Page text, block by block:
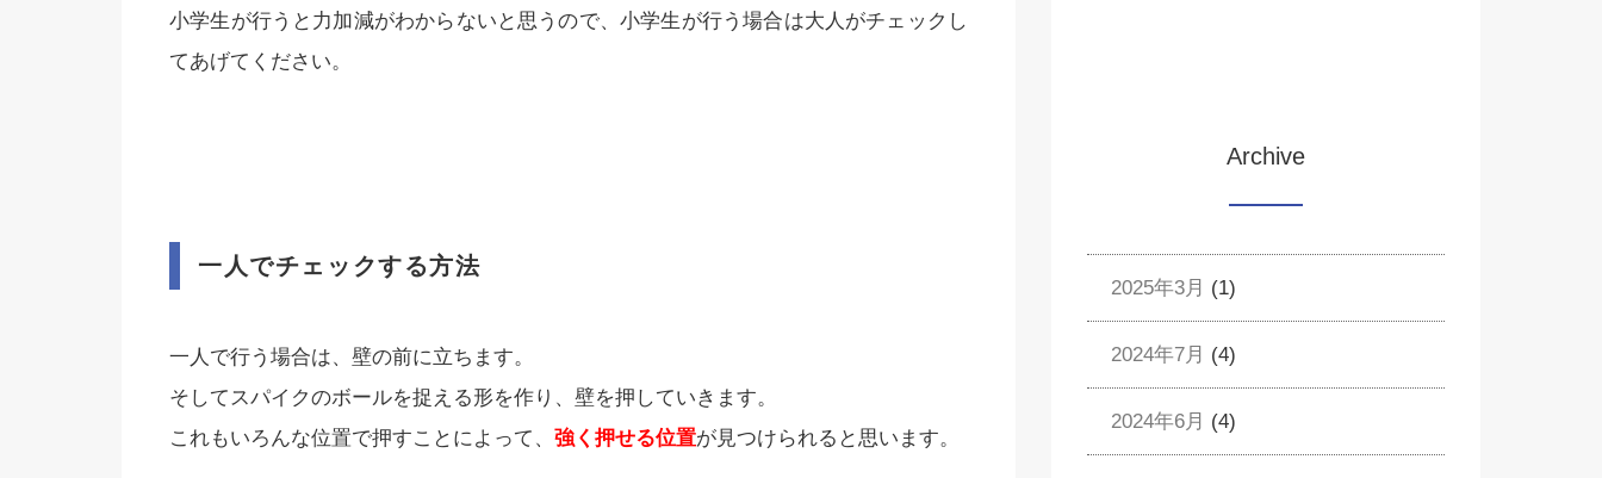
小学生が行うと力加減がわからないと思うので、小学生が行う場合は大人がチェックし
てあげてください。
一人でチェックする方法
一人で行う場合は、壁の前に立ちます。
そしてスパイクのボールを捉える形を作り、壁を押していきます。
これもいろんな位置で押すことによって、 強く押せる位置が見つけられると思います。
Archive
2025年3月 (1)
2024年7月 (4)
2024年6月 (4)